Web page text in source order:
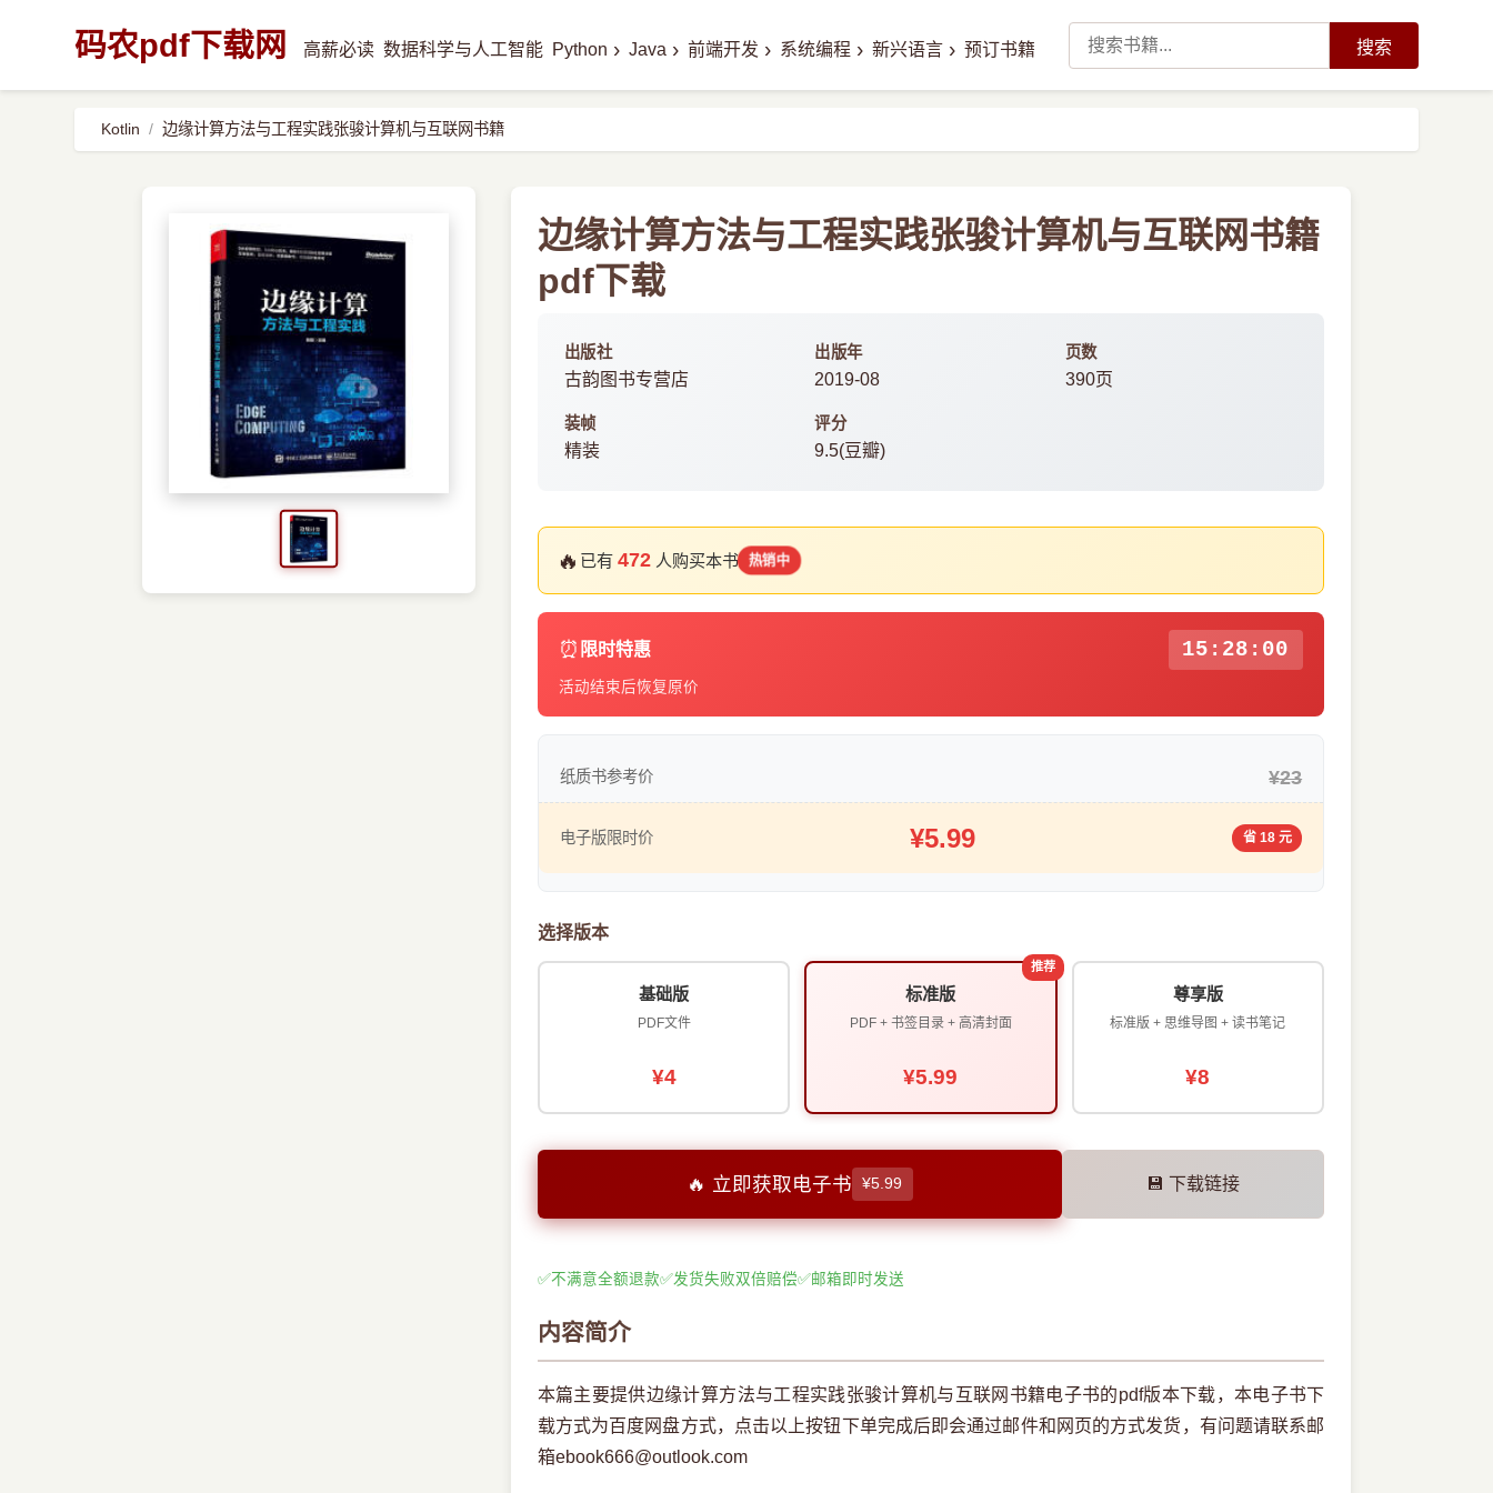
码农pdf下载网 高薪必读 数据科学与人工智能 Python › Java › 前端开发 › 系统编程 › 新兴语言 › 预订书籍 搜索
Kotlin 边缘计算方法与工程实践张骏计算机与互联网书籍
边缘计算方法与工程实践张骏计算机与互联网书籍
pdf下载
出版社
古韵图书专营店
出版年
2019-08
页数
390页
装帧
精装
评分
9.5(豆瓣)
🔥 已有 472人购买本书 热销中
⏰ 限时特惠 15:27:59
活动结束后恢复原价
纸质书参考价 ¥23
电子版限时价 ¥5.99 省 18 元
选择版本
基础版
PDF文件
¥4
推荐
标准版
PDF + 书签目录 + 高清封面
¥5.99
尊享版
标准版 + 思维导图 + 读书笔记
¥8
🔥 立即获取电子书 ¥5.99 💾 下载链接
✅不满意全额退款✅发货失败双倍赔偿✅邮箱即时发送
内容简介
本篇主要提供边缘计算方法与工程实践张骏计算机与互联网书籍电子书的pdf版本下载，本电子书下
载方式为百度网盘方式，点击以上按钮下单完成后即会通过邮件和网页的方式发货，有问题请联系邮
箱ebook666@outlook.com